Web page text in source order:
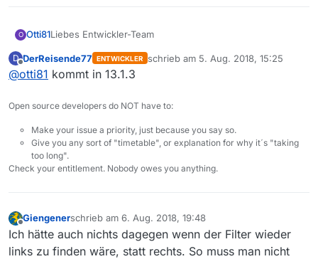
O Otti81Liebes Entwickler-Team
Alles in allem ist Euch die neue Version super gelungen.
Ich bin begeistert. Gute Arbeit!
werden:
umständlicher geworden, den Zeitraum-Filter zu
benutzen. Man muss zig-mal auf die Rauf-/Runter-Pfeile
drücken um z.B. von 1 auf 30 zu kommen. Ein
Schieberegler wie beim Filmlängen-Filter würde das
würden sich bestimmt darüber freuen.
Otti
D
Offline
DerReisende77 ENTWICKLER schrieb am 5. Aug. 2018, 15:25
zuletzt editiert von
@otti81 kommt in 13.1.3
Open source developers do NOT have to:
Make your issue a priority, just because you say so.
Give you any sort of "timetable", or explanation for why it´s "taking
too long".
Check your entitlement. Nobody owes you anything.
Offline
Giengenerschrieb am 6. Aug. 2018, 19:48
zuletzt editiert von
Ich hätte auch nichts dagegen wenn der Filter wieder
links zu finden wäre, statt rechts. So muss man nicht